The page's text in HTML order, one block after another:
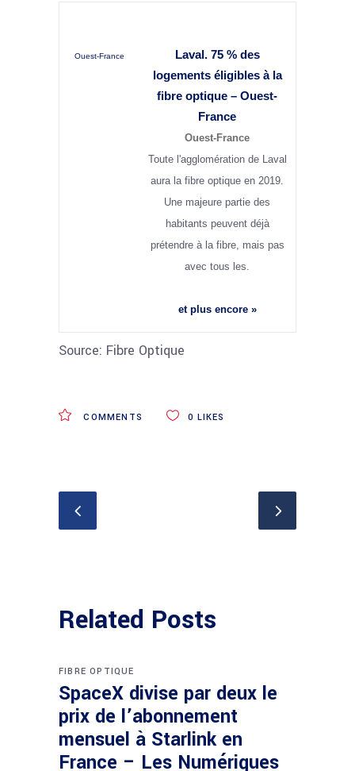
Ouest-France
Laval. 75 % des
logements éligibles à la
fibre optique – Ouest-
France
Ouest-France
Toute l'agglomération de Laval
aura la fibre optique en 2019.
Une majeure partie des
habitants peuvent déjà
prétendre à la fibre, mais pas
avec tous les.
et plus encore »
Source: Fibre Optique
COMMENTS 0 LIKES
Related Posts
FIBRE OPTIQUE
SpaceX divise par deux le
prix de l’abonnement
mensuel à Starlink en
France – Les Numériques